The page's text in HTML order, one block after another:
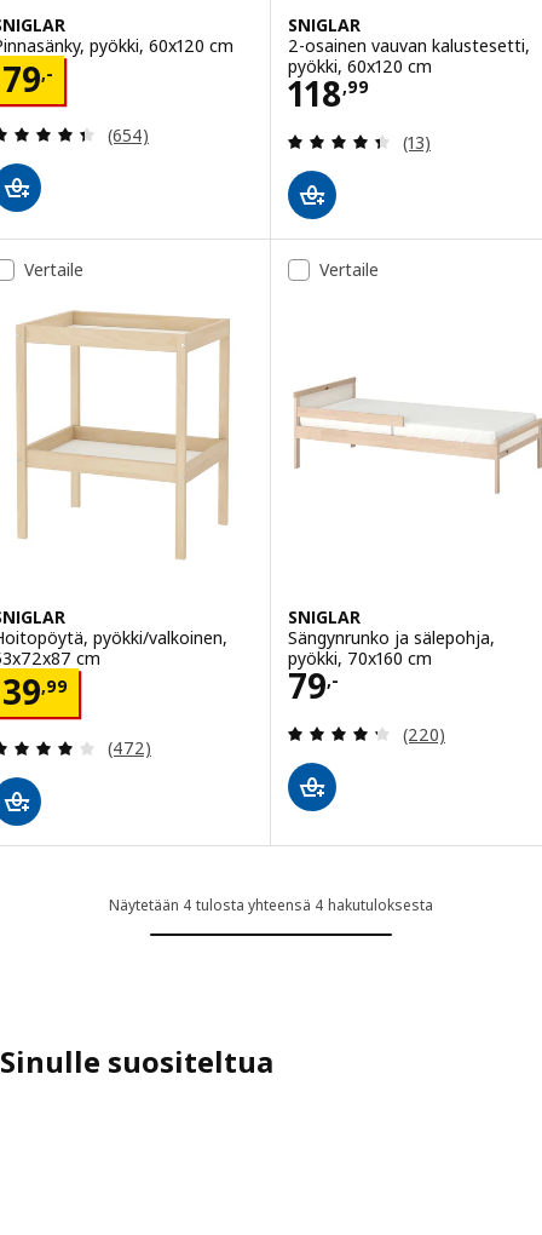
pyökki, 60x120 cm
79,- 79,-
Arvio: 4.4 / 5 tähteä. Arvostelut yhteensä:
(654)
SNIGLAR
2-osainen vauvan kalustesetti,
pyökki, 60x120 cm
118,99
Hinta 118,99
Arvio: 4.4 / 5
(13)
Vertaile
pyökki/valkoinen,
cm
39,99 39,99
Arvio: 4.1 / 5 tähteä. Arvostelut yhteensä:
(472)
Vertaile
SNIGLAR
Sängynrunko ja sälepohja,
pyökki, 70x160 cm
79,-
Hinta 79,-
Arvio: 4.3 / 5
(220)
Näytetään 4 tulosta yhteensä 4 hakutuloksesta
Sinulle suositeltua